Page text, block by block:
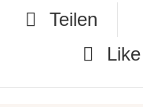
Teilen
Like